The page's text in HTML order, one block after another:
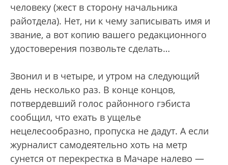
человеку (жест в сторону начальника
райотдела). Нет, ни к чему записывать имя и
звание, а вот копию вашего редакционного
удостоверения позвольте сделать…
Звонил и в четыре, и утром на следующий
день несколько раз. В конце концов,
потвердевший голос районного гэбиста
сообщил, что ехать в ущелье
нецелесообразно, пропуска не дадут. А если
журналист самодеятельно хоть на метр
сунется от перекрестка в Мачаре налево —